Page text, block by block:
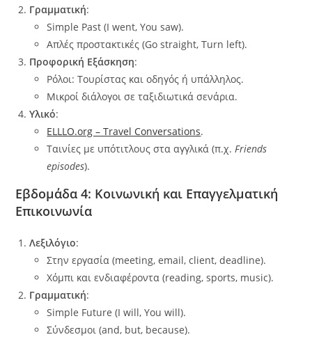
Γραμματική:
Simple Past (I went, You saw).
Απλές προστακτικές (Go straight, Turn left).
Προφορική Εξάσκηση:
Ρόλοι: Τουρίστας και οδηγός ή υπάλληλος.
Μικροί διάλογοι σε ταξιδιωτικά σενάρια.
Υλικό:
ELLLO.org – Travel Conversations.
Ταινίες με υπότιτλους στα αγγλικά (π.χ.Friends
episodes).
Εβδομάδα 4: Κοινωνική και Επαγγελματική
Επικοινωνία
Λεξιλόγιο:
Στην εργασία (meeting, email, client, deadline).
Χόμπι και ενδιαφέροντα (reading, sports, music).
Γραμματική:
Simple Future (I will, You will).
Σύνδεσμοι (and, but, because).